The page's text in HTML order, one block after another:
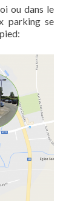
ou dans le
parking se